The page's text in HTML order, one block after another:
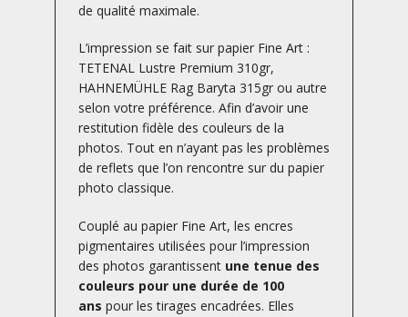
de qualité maximale.
L’impression se fait sur papier Fine Art :
TETENAL Lustre Premium 310gr,
HAHNEMÜHLE Rag Baryta 315gr ou autre
selon votre préférence. Afin d’avoir une
restitution fidèle des couleurs de la
photos. Tout en n’ayant pas les problèmes
de reflets que l’on rencontre sur du papier
photo classique.
Couplé au papier Fine Art, les encres
pigmentaires utilisées pour l’impression
des photos garantissent une tenue des
couleurs pour une durée de 100
ans pour les tirages encadrées. Elles